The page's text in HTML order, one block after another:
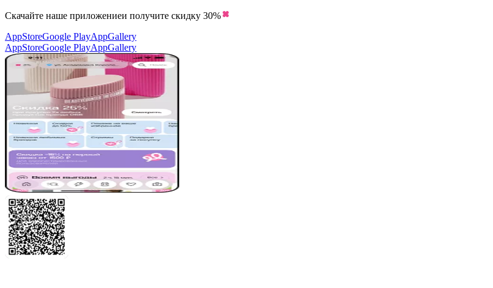
Скачайте наше приложениеи получите скидку 30%
AppStoreGoogle PlayAppGallery
AppStoreGoogle PlayAppGallery